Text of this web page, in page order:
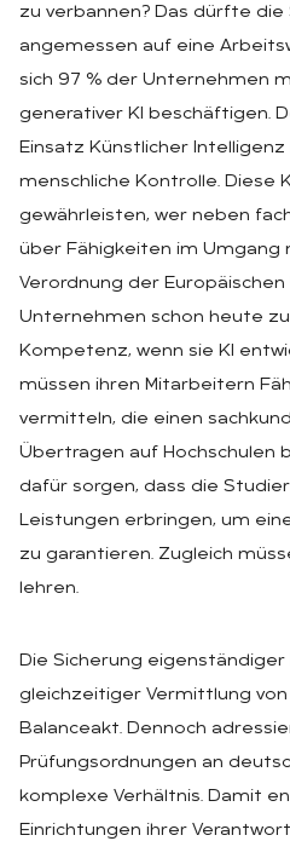
zu verbannen? Das dürfte
angemessen auf eine
sich 97 % der Unternehmen
generativer KI beschäftigen.
Einsatz Künstlicher
menschliche Kontrolle. Diese
gewährleisten, wer neben
über Fähigkeiten im Umgang
Verordnung der
Unternehmen schon heute
Kompetenz, wenn sie KI
müssen ihren Mitarbeitern
vermitteln, die einen
Übertragen auf Hochschulen
dafür sorgen, dass die
Leistungen erbringen, um
zu garantieren. Zugleich
lehren.
Die Sicherung
gleichzeitiger Vermittlung
Balanceakt. Dennoch
Prüfungsordnungen an
komplexe Verhältnis. Damit
Einrichtungen ihrer